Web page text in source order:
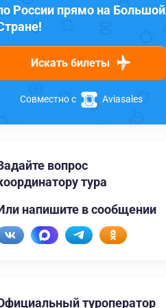
России прямо на Большой
Искать билеты
Совместно с Aviasales
вопрос
тура
напишите в сообщении
туроператор